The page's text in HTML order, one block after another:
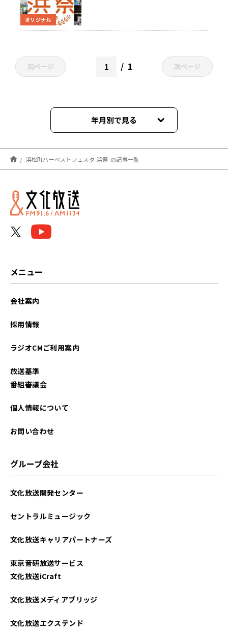
オリジナル
前ページ 1 次ページ
年月別で見る
2023年11月
2023年10月
浜松町ハーベストフェスタ-浜祭-の記事一覧
メニュー
会社案内
採用情報
ラジオCMご利用案内
放送基準
番組審議会
個人情報について
お問い合わせ
グループ会社
文化放送開発センター
セントラルミュージック
文化放送キャリアパートナーズ
東京音研放送サービス
文化放送iCraft
文化放送メディアブリッジ
文化放送エクステンド